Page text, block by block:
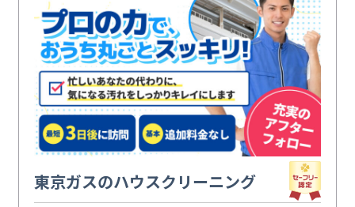
東京ガスのハウスクリーニング